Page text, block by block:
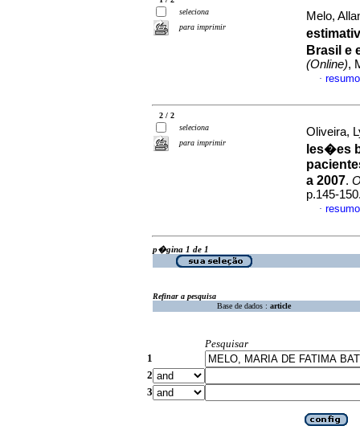
seleciona
para imprimir
Melo,
Brasil e
(Online),
·
2 / 2
seleciona
para imprimir
Oliveira,
les�es
a 2007.
p.145-
·
p�gina 1 de 1
Refinar a pesquisa
Base de dados : article
Pesquisar
1
2
3